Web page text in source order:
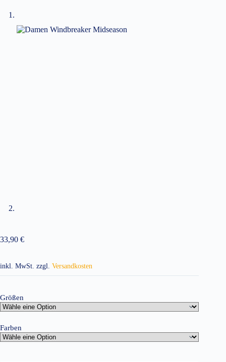
33,90 €
inkl. MwSt. zzgl. Versandkosten
Größen
Farben